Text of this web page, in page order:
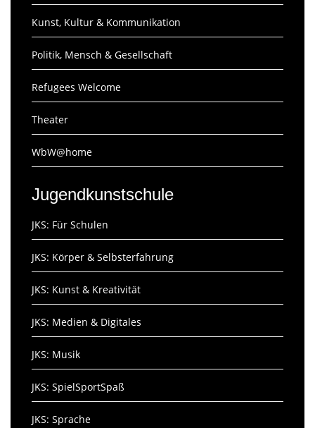
Kunst, Kultur & Kommunikation
Politik, Mensch & Gesellschaft
Refugees Welcome
Theater
WbW@home
Jugendkunstschule
JKS: Für Schulen
JKS: Körper & Selbsterfahrung
JKS: Kunst & Kreativität
JKS: Medien & Digitales
JKS: Musik
JKS: SpielSportSpaß
JKS: Sprache